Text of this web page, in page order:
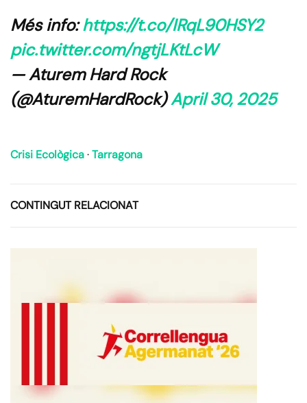
Més info:https://t.co/IRqL90HSY2
pic.twitter.com/ngtjLKtLcW
— Aturem Hard Rock
(@AturemHardRock)April 30, 2025
Crisi Ecològica·Tarragona
CONTINGUT RELACIONAT